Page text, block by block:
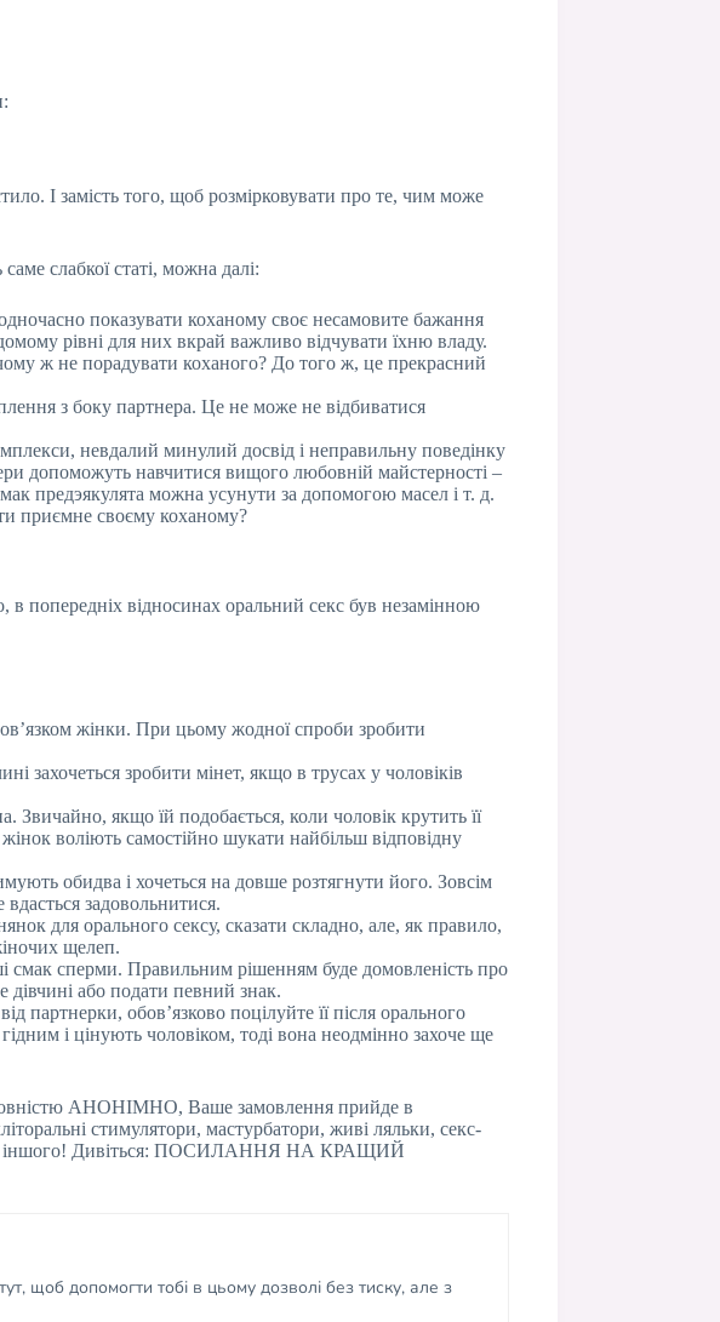
І замість того, щоб розмірковувати про те, чим може
слабкої статі, можна далі:
показувати коханому своє несамовите бажання
рівні для них вкрай важливо відчувати їхню владу.
ж не порадувати коханого? До того ж, це прекрасний
з боку партнера. Це не може не відбиватися
невдалий минулий досвід і неправильну поведінку
допоможуть навчитися вищого любовній майстерності –
предэякулята можна усунути за допомогою масел і т. д.
приємне своєму коханому?
попередніх відносинах оральний секс був незамінною
жінки. При цьому жодної спроби зробити
захочеться зробити мінет, якщо в трусах у чоловіків
якщо їй подобається, коли чоловік крутить її
воліють самостійно шукати найбільш відповідну
обидва і хочеться на довше розтягнути його. Зовсім
задовольнитися.
для орального сексу, сказати складно, але, як правило,
щелеп.
смак сперми. Правильним рішенням буде домовленість про
дівчині або подати певний знак.
партнерки, обов’язково поцілуйте її після орального
і цінують чоловіком, тоді вона неодмінно захоче ще
Повністю АНОНІМНО, Ваше замовлення прийде в
стимулятори, мастурбатори, живі ляльки, секс-
іншого! Дивіться: ПОСИЛАННЯ НА КРАЩИЙ
щоб допомогти тобі в цьому дозволі без тиску, але з